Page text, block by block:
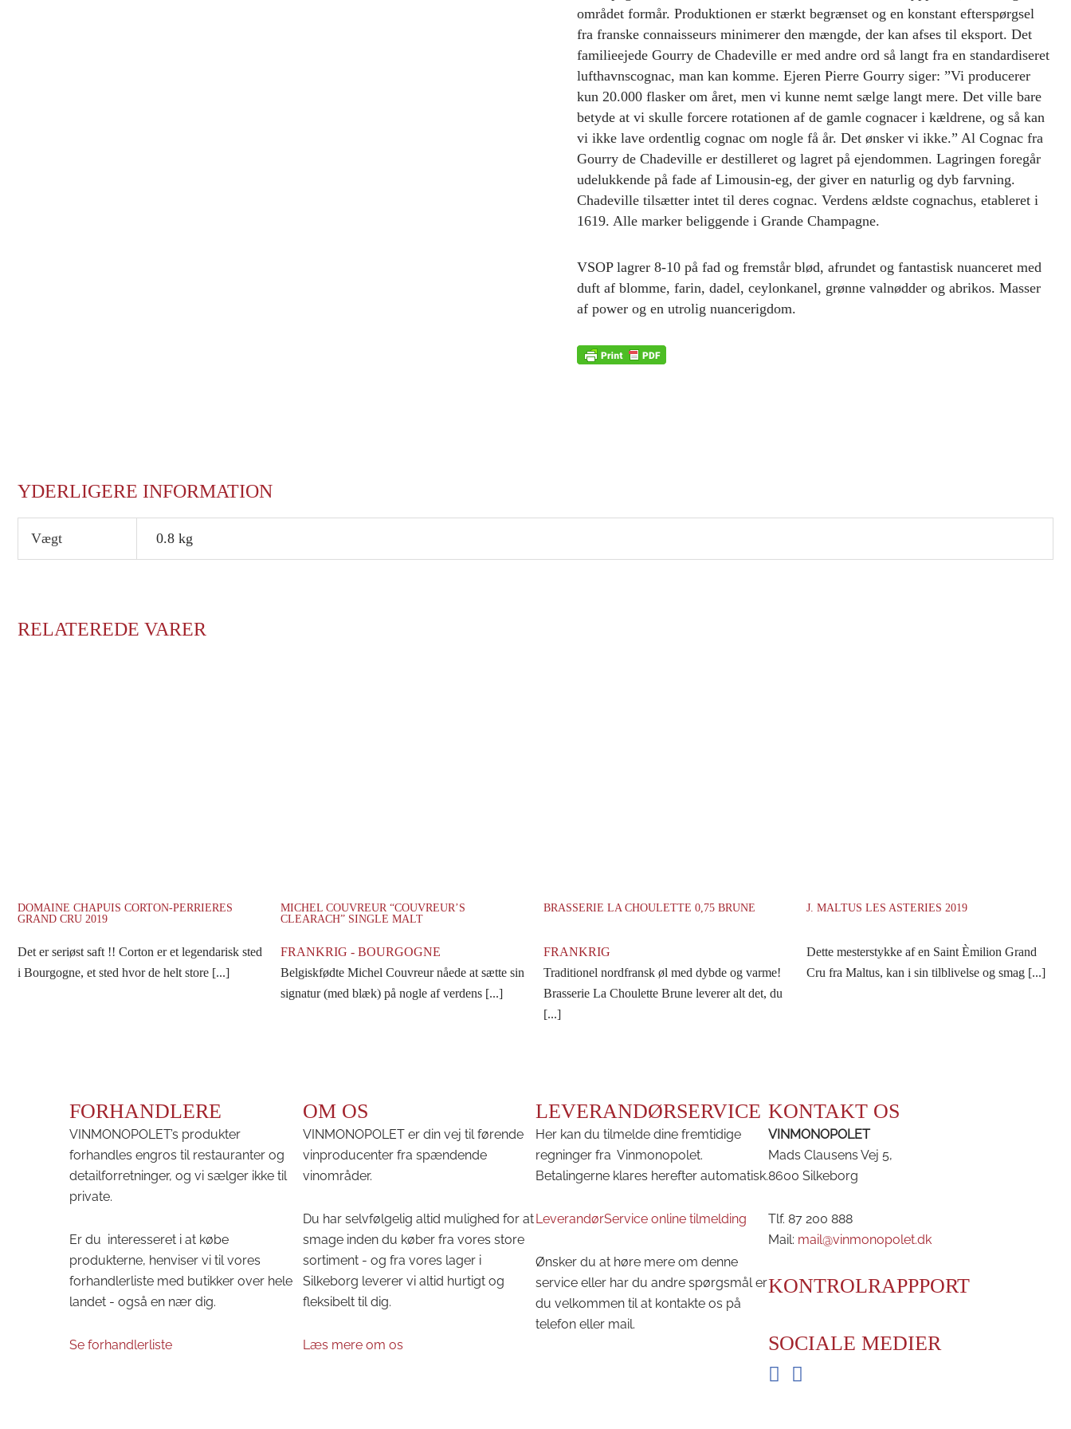
området formår. Produktionen er stærkt begrænset og en konstant efterspørgsel
fra franske connaisseurs minimerer den mængde, der kan afses til eksport. Det
familieejede Gourry de Chadeville er med andre ord så langt fra en standardiseret
lufthavnscognac, man kan komme. Ejeren Pierre Gourry siger: ”Vi producerer
kun 20.000 flasker om året, men vi kunne nemt sælge langt mere. Det ville bare
betyde at vi skulle forcere rotationen af de gamle cognacer i kældrene, og så kan
vi ikke lave ordentlig cognac om nogle få år. Det ønsker vi ikke.” Al Cognac fra
Gourry de Chadeville er destilleret og lagret på ejendommen. Lagringen foregår
udelukkende på fade af Limousin-eg, der giver en naturlig og dyb farvning.
Chadeville tilsætter intet til deres cognac. Verdens ældste cognachus, etableret i
1619. Alle marker beliggende i Grande Champagne.
VSOP lagrer 8-10 på fad og fremstår blød, afrundet og fantastisk nuanceret med
duft af blomme, farin, dadel, ceylonkanel, grønne valnødder og abrikos. Masser
af power og en utrolig nuancerigdom.
YDERLIGERE INFORMATION
Vægt 0.8 kg
RELATEREDE VARER
DOMAINE CHAPUIS CORTON-PERRIERES
GRAND CRU 2019
Det er seriøst saft !! Corton er et legendarisk sted
i Bourgogne, et sted hvor de helt store [...]
MICHEL COUVREUR “COUVREUR’S
CLEARACH” SINGLE MALT
FRANKRIG - BOURGOGNE
Belgiskfødte Michel Couvreur nåede at sætte sin
signatur (med blæk) på nogle af verdens [...]
BRASSERIE LA CHOULETTE 0,75 BRUNE
FRANKRIG
Traditionel nordfransk øl med dybde og varme!
Brasserie La Choulette Brune leverer alt det, du
[...]
J. MALTUS LES ASTERIES 2019
Dette mesterstykke af en Saint Èmilion Grand
Cru fra Maltus, kan i sin tilblivelse og smag [...]
FORHANDLERE
VINMONOPOLET’s produkter
forhandles engros til restauranter og
detailforretninger, og vi sælger ikke til
private.
Er du interesseret i at købe
produkterne, henviser vi til vores
forhandlerliste med butikker over hele
landet - også en nær dig.
Se forhandlerliste
OM OS
VINMONOPOLET er din vej til førende
vinproducenter fra spændende
vinområder.
Du har selvfølgelig altid mulighed for at
smage inden du køber fra vores store
sortiment - og fra vores lager i
Silkeborg leverer vi altid hurtigt og
fleksibelt til dig.
Læs mere om os
LEVERANDØRSERVICE
Her kan du tilmelde dine fremtidige
regninger fra Vinmonopolet.
Betalingerne klares herefter automatisk.
LeverandørService online tilmelding
Ønsker du at høre mere om denne
service eller har du andre spørgsmål er
du velkommen til at kontakte os på
telefon eller mail.
KONTAKT OS
VINMONOPOLET
Mads Clausens Vej 5,
8600 Silkeborg
Tlf. 87 200 888
Mail: mail@vinmonopolet.dk
KONTROLRAPPPORT
SOCIALE MEDIER